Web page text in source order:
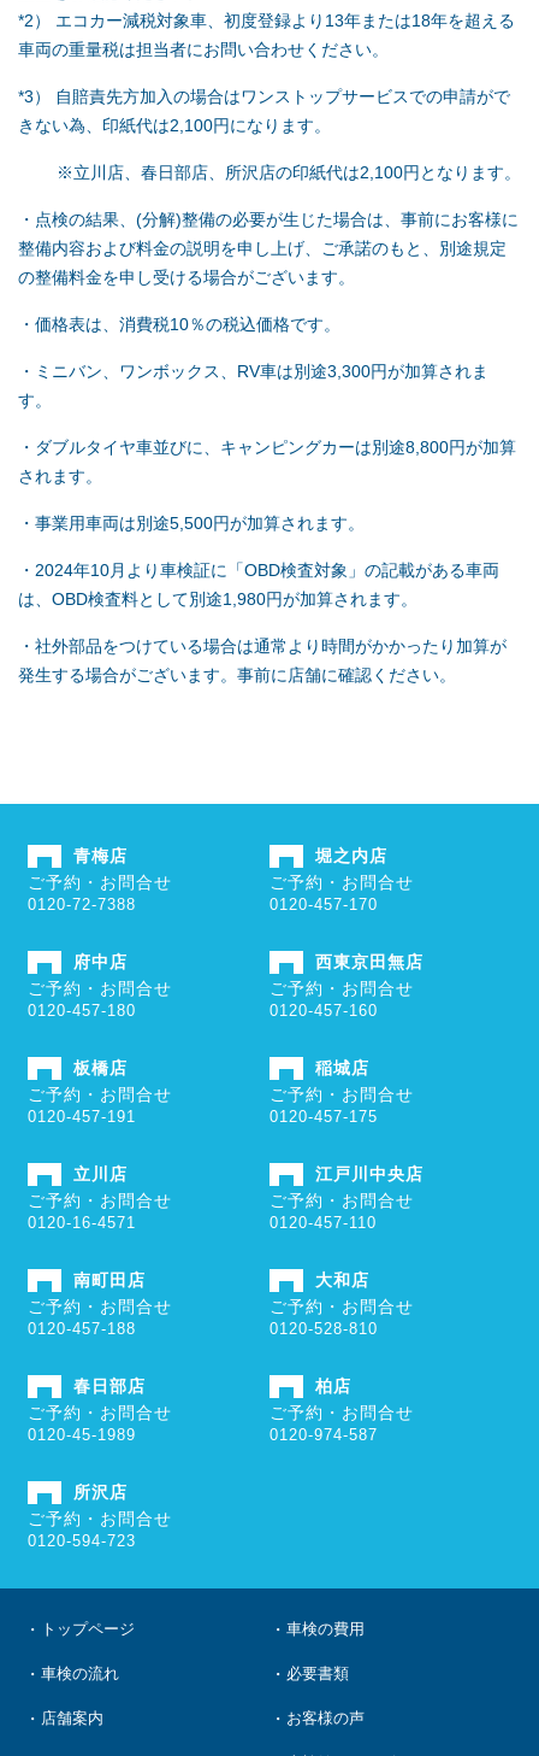
*2） エコカー減税対象車、初度登録より13年または18年を超える
車両の重量税は担当者にお問い合わせください。
*3） 自賠責先方加入の場合はワンストップサービスでの申請がで
きない為、印紙代は2,100円になります。
※立川店、春日部店、所沢店の印紙代は2,100円となります。
・点検の結果、(分解)整備の必要が生じた場合は、事前にお客様に
整備内容および料金の説明を申し上げ、ご承諾のもと、別途規定
の整備料金を申し受ける場合がございます。
・価格表は、消費税10％の税込価格です。
・ミニバン、ワンボックス、RV車は別途3,300円が加算されま
す。
・ダブルタイヤ車並びに、キャンピングカーは別途8,800円が加算
されます。
・事業用車両は別途5,500円が加算されます。
・2024年10月より車検証に「OBD検査対象」の記載がある車両
は、OBD検査料として別途1,980円が加算されます。
・社外部品をつけている場合は通常より時間がかかったり加算が
発生する場合がございます。事前に店舗に確認ください。
青梅店
ご予約・お問合せ
0120-72-7388
堀之内店
ご予約・お問合せ
0120-457-170
府中店
ご予約・お問合せ
0120-457-180
西東京田無店
ご予約・お問合せ
0120-457-160
板橋店
ご予約・お問合せ
0120-457-191
稲城店
ご予約・お問合せ
0120-457-175
立川店
ご予約・お問合せ
0120-16-4571
江戸川中央店
ご予約・お問合せ
0120-457-110
南町田店
ご予約・お問合せ
0120-457-188
大和店
ご予約・お問合せ
0120-528-810
春日部店
ご予約・お問合せ
0120-45-1989
柏店
ご予約・お問合せ
0120-974-587
所沢店
ご予約・お問合せ
0120-594-723
トップページ 車検の費用
車検の流れ 必要書類
店舗案内 お客様の声